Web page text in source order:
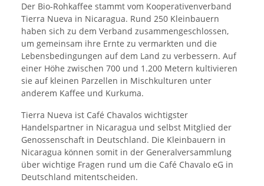
Der Bio-Rohkaffee stammt vom Kooperativenverband
Tierra Nueva in Nicaragua. Rund 250 Kleinbauern
haben sich zu dem Verband zusammengeschlossen,
um gemeinsam ihre Ernte zu vermarkten und die
Lebensbedingungen auf dem Land zu verbessern. Auf
einer Höhe zwischen 700 und 1.200 Metern kultivieren
sie auf kleinen Parzellen in Mischkulturen unter
anderem Kaffee und Kurkuma.
Tierra Nueva ist Café Chavalos wichtigster
Handelspartner in Nicaragua und selbst Mitglied der
Genossenschaft in Deutschland. Die Kleinbauern in
Nicaragua können somit in der Generalversammlung
über wichtige Fragen rund um die Café Chavalo eG in
Deutschland mitentscheiden.